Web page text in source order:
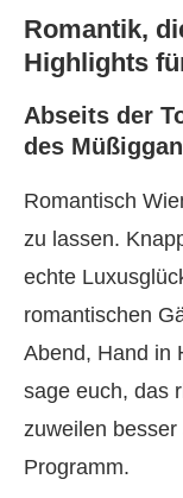
Romantik,
Highlights
Abseits der
des
Romantisch
zu lassen.
echte
romantischen
Abend, Hand in
sage euch, das
zuweilen
Programm.